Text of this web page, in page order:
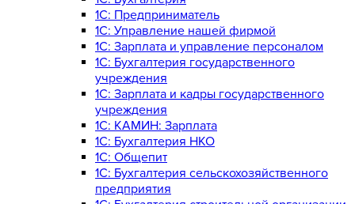
1C: Предприниматель
1C: Управление нашей фирмой
1C: Зарплата и управление персоналом
1C: Бухгалтерия государственного
учреждения
1C: Зарплата и кадры государственного
учреждения
1C: КАМИН: Зарплата
1C: Бухгалтерия НКО
1С: Общепит
1С: Бухгалтерия сельскохозяйст­венного
предприятия